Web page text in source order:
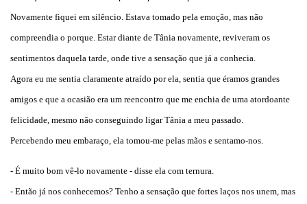
Novamente fiquei em silêncio. Estava tomado pela emoção, mas não
compreendia o porque. Estar diante de Tânia novamente, reviveram os
sentimentos daquela tarde, onde tive a sensação que já a conhecia.
Agora eu me sentia claramente atraído por ela, sentia que éramos grandes
amigos e que a ocasião era um reencontro que me enchia de uma atordoante
felicidade, mesmo não conseguindo ligar Tânia a meu passado.
Percebendo meu embaraço, ela tomou-me pelas mãos e sentamo-nos.
- É muito bom vê-lo novamente - disse ela com ternura.
- Então já nos conhecemos? Tenho a sensação que fortes laços nos unem, mas